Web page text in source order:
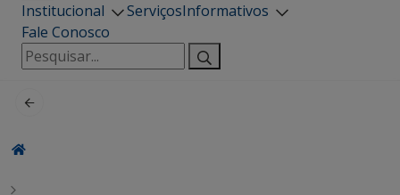
Institucional ServiçosInformativos
Fale Conosco
Pesquisar
por: